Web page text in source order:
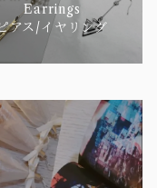
Earrings
アス/イヤリング